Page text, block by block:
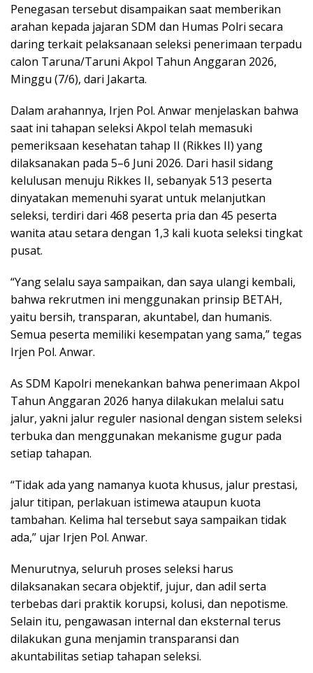
Penegasan tersebut disampaikan saat memberikan
arahan kepada jajaran SDM dan Humas Polri secara
daring terkait pelaksanaan seleksi penerimaan terpadu
calon Taruna/Taruni Akpol Tahun Anggaran 2026,
Minggu (7/6), dari Jakarta.
Dalam arahannya, Irjen Pol. Anwar menjelaskan bahwa
saat ini tahapan seleksi Akpol telah memasuki
pemeriksaan kesehatan tahap II (Rikkes II) yang
dilaksanakan pada 5–6 Juni 2026. Dari hasil sidang
kelulusan menuju Rikkes II, sebanyak 513 peserta
dinyatakan memenuhi syarat untuk melanjutkan
seleksi, terdiri dari 468 peserta pria dan 45 peserta
wanita atau setara dengan 1,3 kali kuota seleksi tingkat
pusat.
“Yang selalu saya sampaikan, dan saya ulangi kembali,
bahwa rekrutmen ini menggunakan prinsip BETAH,
yaitu bersih, transparan, akuntabel, dan humanis.
Semua peserta memiliki kesempatan yang sama,” tegas
Irjen Pol. Anwar.
As SDM Kapolri menekankan bahwa penerimaan Akpol
Tahun Anggaran 2026 hanya dilakukan melalui satu
jalur, yakni jalur reguler nasional dengan sistem seleksi
terbuka dan menggunakan mekanisme gugur pada
setiap tahapan.
“Tidak ada yang namanya kuota khusus, jalur prestasi,
jalur titipan, perlakuan istimewa ataupun kuota
tambahan. Kelima hal tersebut saya sampaikan tidak
ada,” ujar Irjen Pol. Anwar.
Menurutnya, seluruh proses seleksi harus
dilaksanakan secara objektif, jujur, dan adil serta
terbebas dari praktik korupsi, kolusi, dan nepotisme.
Selain itu, pengawasan internal dan eksternal terus
dilakukan guna menjamin transparansi dan
akuntabilitas setiap tahapan seleksi.